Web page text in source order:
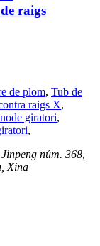
raigs
de plom, Tub de
raigs X,
giratori,
,
núm. 368,
Xina